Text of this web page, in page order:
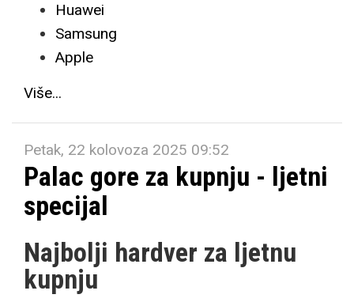
Huawei
Samsung
Apple
Više...
Petak, 22 kolovoza 2025 09:52
Palac gore za kupnju - ljetni
specijal
Najbolji hardver za ljetnu
kupnju